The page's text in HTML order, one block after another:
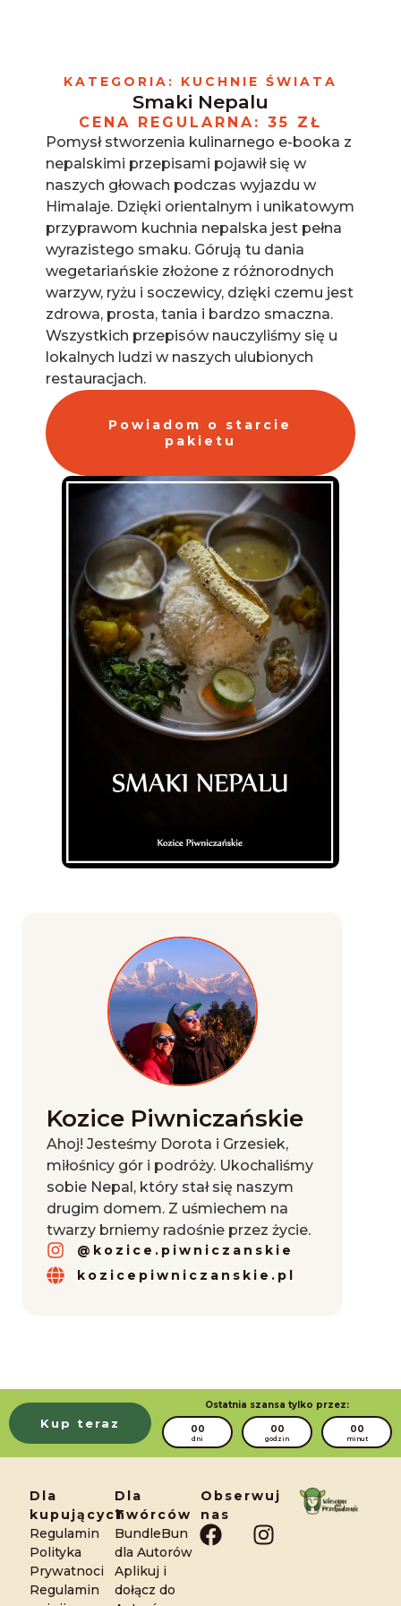
KATEGORIA: KUCHNIE ŚWIATA
Smaki Nepalu
CENA REGULARNA: 35 ZŁ
Pomysł stworzenia kulinarnego e-booka z
nepalskimi przepisami pojawił się w
naszych głowach podczas wyjazdu w
Himalaje. Dzięki orientalnym i unikatowym
przyprawom kuchnia nepalska jest pełna
wyrazistego smaku. Górują tu dania
wegetariańskie złożone z różnorodnych
warzyw, ryżu i soczewicy, dzięki czemu jest
zdrowa, prosta, tania i bardzo smaczna.
Wszystkich przepisów nauczyliśmy się u
lokalnych ludzi w naszych ulubionych
restauracjach.
Powiadom o starcie
pakietu
Kozice Piwniczańskie
Ahoj! Jesteśmy Dorota i Grzesiek,
miłośnicy gór i podróży. Ukochaliśmy
sobie Nepal, który stał się naszym
drugim domem. Z uśmiechem na
twarzy brniemy radośnie przez życie.
@kozice.piwniczanskie
kozicepiwniczanskie.pl
Kup teraz
Ostatnia szansa tylko przez:
00
dni
00
godzin
00
minut
Dla
kupujących
Regulamin
Polityka
Prywatnoci
Regulamin
Dla
Twórców
BundleBun
dla Autorów
Aplikuj i
dołącz do
Obserwuj
nas
F
I